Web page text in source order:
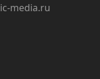
media.ru